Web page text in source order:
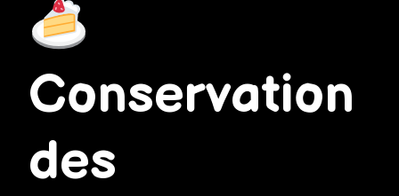
Conservation
des